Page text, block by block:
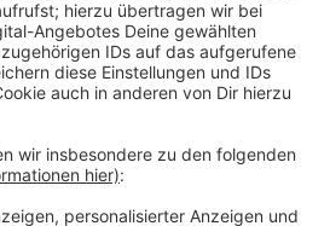
auf dem Laufenden
bleiben!
- mit unserem kostenlosen
Newsletter. Ob Nachrichten,
neuesten Aktionen - wir
dich.